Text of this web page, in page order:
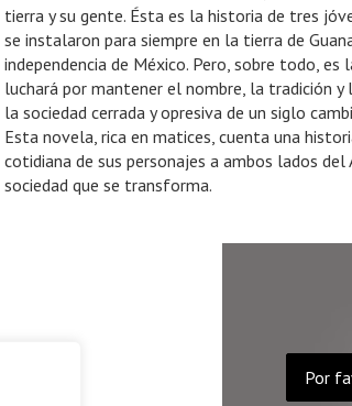
tierra y su gente. Ésta es la historia de tres
se instalaron para siempre en la tierra de
independencia de México. Pero, sobre todo,
luchará por mantener el nombre, la tradición
la sociedad cerrada y opresiva de un siglo
Esta novela, rica en matices, cuenta una
cotidiana de sus personajes a ambos lados
sociedad que se transforma.
Por